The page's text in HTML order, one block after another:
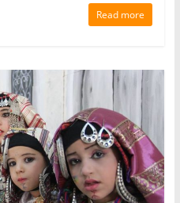
Read more